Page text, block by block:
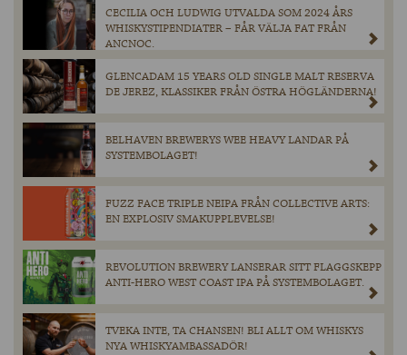
CECILIA OCH LUDWIG UTVALDA SOM 2024 ÅRS
WHISKYSTIPENDIATER – FÅR VÄLJA FAT FRÅN
ANCNOC.
GLENCADAM 15 YEARS OLD SINGLE MALT RESERVA
DE JEREZ, KLASSIKER FRÅN ÖSTRA HÖGLÄNDERNA!
BELHAVEN BREWERYS WEE HEAVY LANDAR PÅ
SYSTEMBOLAGET!
FUZZ FACE TRIPLE NEIPA FRÅN COLLECTIVE ARTS:
EN EXPLOSIV SMAKUPPLEVELSE!
REVOLUTION BREWERY LANSERAR SITT FLAGGSKEPP
ANTI-HERO WEST COAST IPA PÅ SYSTEMBOLAGET.
TVEKA INTE, TA CHANSEN! BLI ALLT OM WHISKYS
NYA WHISKYAMBASSADÖR!